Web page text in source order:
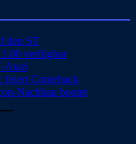
den ST
verfügbar
Atari
feiert Comeback
Nachbau bootet